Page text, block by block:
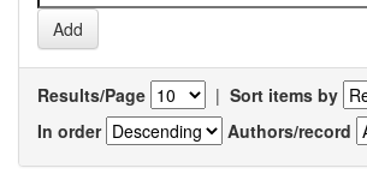
Results/Page | Sort items by
In order
Authors/record